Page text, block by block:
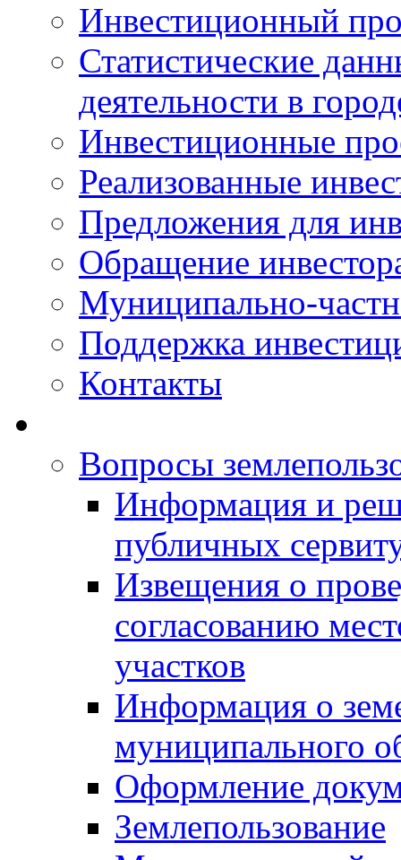
Инвестиционный
Статистические
деятельности в
Инвестиционные
Реализованные
Предложения для
Обращение
Муниципально-
Поддержка
Контакты
Вопросы
Информация и
публичных
Извещения о
согласованию
участков
Информация о
муниципального
Оформление
Землепользование